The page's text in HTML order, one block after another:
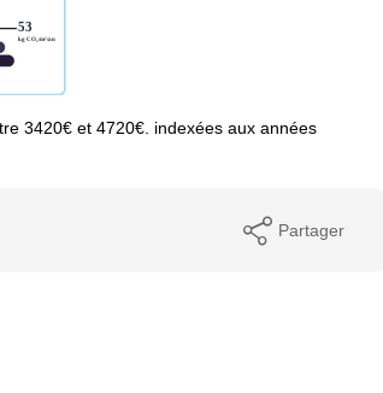
3420€ et 4720€. indexées aux années
Partager